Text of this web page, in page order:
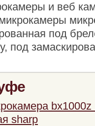
и веб
под
под
bx1000z
sharp